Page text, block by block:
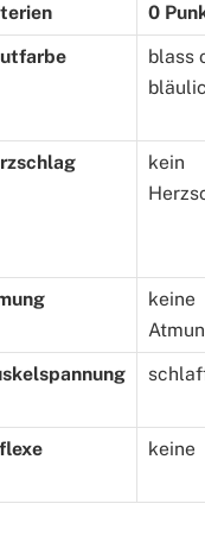
0
blass
kein
keine
keine